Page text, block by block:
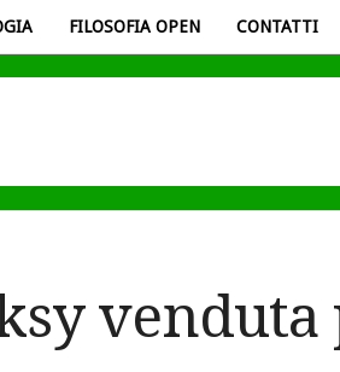
FILOSOFIA OPEN CONTATTI
venduta